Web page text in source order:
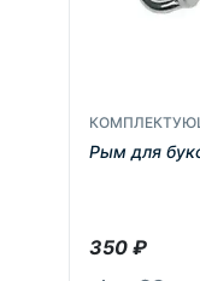
Рым для
350₽